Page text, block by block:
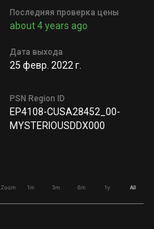
Последняя проверка цены
about 4 years ago
Дата выхода
25 февр. 2022 г.
PSN Region ID
EP4108-CUSA28452_00-
MYSTERIOUSDDX000
Zoom 1m 3m 6m 1y All